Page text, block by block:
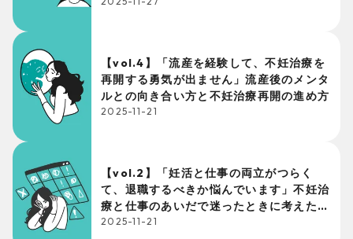
【vol.4】「流産を経験して、不妊治療を
再開する勇気が出ません」流産後のメンタ
ルとの向き合い方と不妊治療再開の進め方
2025-11-21
【vol.2】「妊活と仕事の両立がつらく
て、退職するべきか悩んでいます」不妊治
療と仕事のあいだで迷ったときに考えたい
こと
2025-11-21